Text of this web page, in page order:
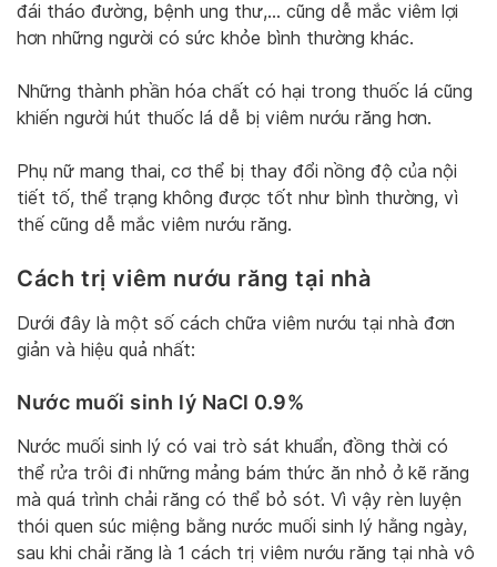
đái tháo đường, bệnh ung thư,… cũng dễ mắc viêm lợi
hơn những người có sức khỏe bình thường khác.
Những thành phần hóa chất có hại trong thuốc lá cũng
khiến người hút thuốc lá dễ bị viêm nướu răng hơn.
Phụ nữ mang thai, cơ thể bị thay đổi nồng độ của nội
tiết tố, thể trạng không được tốt như bình thường, vì
thế cũng dễ mắc viêm nướu răng.
Cách trị viêm nướu răng tại nhà
Dưới đây là một số cách chữa viêm nướu tại nhà đơn
giản và hiệu quả nhất:
Nước muối sinh lý NaCl 0.9%
Nước muối sinh lý có vai trò sát khuẩn, đồng thời có
thể rửa trôi đi những mảng bám thức ăn nhỏ ở kẽ răng
mà quá trình chải răng có thể bỏ sót. Vì vậy rèn luyện
thói quen súc miệng bằng nước muối sinh lý hằng ngày,
sau khi chải răng là 1 cách trị viêm nướu răng tại nhà vô